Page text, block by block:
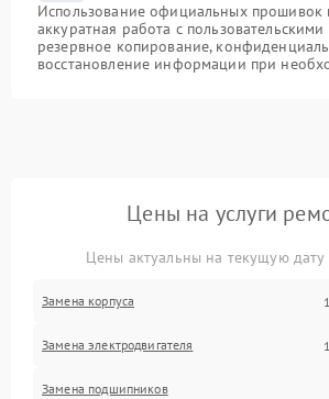
Использование официальных прошивок
аккуратная работа с
резервное копирование,
восстановление информации при
Цены на услуги
Цены актуальны на текущую
Замена корпуса
Замена электродвигателя
Замена подшипников